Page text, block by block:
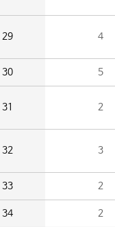
29 4
30 5
31 2
32 3
33 2
34 2